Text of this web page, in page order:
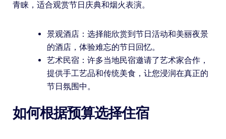
青睐，适合观赏节日庆典和烟火表演。
景观酒店：选择能欣赏到节日活动和美丽夜景
的酒店，体验难忘的节日回忆。
艺术民宿：许多当地民宿邀请了艺术家合作，
提供手工艺品和传统美食，让您浸润在真正的
节日氛围中。
如何根据预算选择住宿